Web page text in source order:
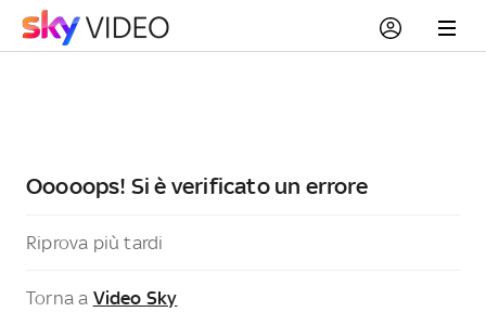
Ooooops! Si è verificato un errore
Riprova più tardi
Torna a Video Sky